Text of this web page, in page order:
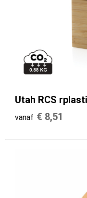
Utah RCS
vanaf € 8,51